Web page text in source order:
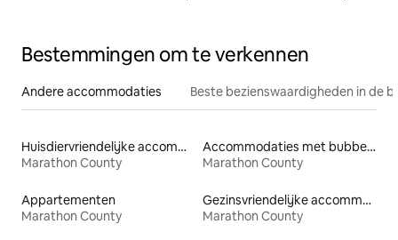
Bestemmingen om te verkennen
Andere accommodaties Beste bezienswaardigheden in de
Huisdiervriendelijke accommodaties
Marathon County
Accommodaties met bubbelbad
Marathon County
Appartementen
Marathon County
Gezinsvriendelijke accommodaties
Marathon County